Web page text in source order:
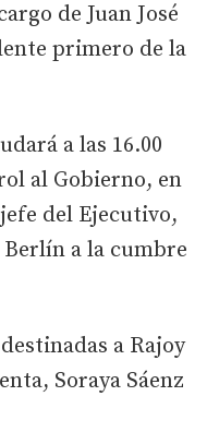
de Juan José
primero de la
a las 16.00
al Gobierno, en
del Ejecutivo,
a la cumbre
a Rajoy
Soraya Sáenz